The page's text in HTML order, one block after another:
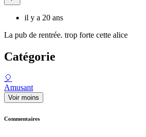
il y a 20 ans
La pub de rentrée. trop forte cette alice
Catégorie
🎈
Amusant
Voir moins
Commentaires